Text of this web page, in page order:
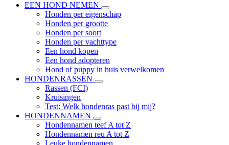
EEN HOND NEMEN
Honden per eigenschap
Honden per grootte
Honden per soort
Honden per vachttype
Een hond kopen
Een hond adopteren
Hond of puppy in huis verwelkomen
HONDENRASSEN
Rassen (FCI)
Kruisingen
Test: Welk hondenras past bij mij?
HONDENNAMEN
Hondennamen teef A tot Z
Hondennamen reu A tot Z
Leuke hondennamen